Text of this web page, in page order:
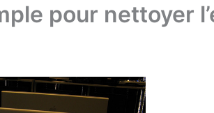
pour nettoyer